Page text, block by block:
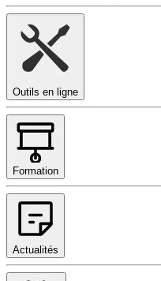
Outils en ligne
Formation
Actualités